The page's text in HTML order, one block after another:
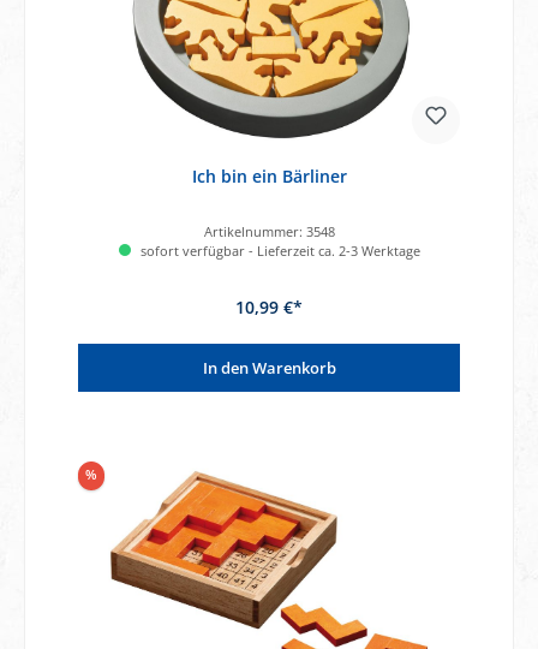
Ich bin ein Bärliner
Artikelnummer: 3548
sofort verfügbar - Lieferzeit ca. 2-3 Werktage
10,99 €*
In den Warenkorb
%